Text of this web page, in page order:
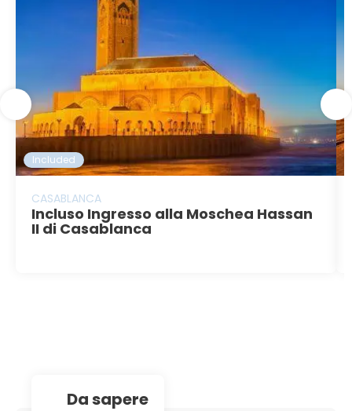
Included
CASABLANCA
Incluso Ingresso alla Moschea Hassan
II di Casablanca
da sapere